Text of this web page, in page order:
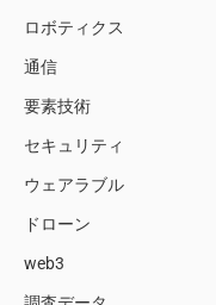
ロボティクス
通信
要素技術
セキュリティ
ウェアラブル
ドローン
web3